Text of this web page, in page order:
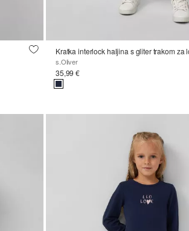
Kratka interlock haljina s gliter trakom za
s.Oliver
35,99 €